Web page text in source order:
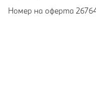
Номер на оферта